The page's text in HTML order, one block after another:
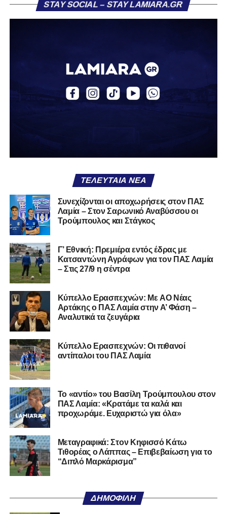
«Ο Α.Ο. Σαρωνικός Αναβύσσου ανακοινώνει την
περσινή σεζόν πραγματοποίησε γεμάτη χρονιά στη Γ’
Στο παρελθόν αγωνίστηκε στην ΑΕΚ Β’, με την οποία
κατέγραψε 10 συμμετοχές στη Super League 2, καθώς
επίσης σε Εθνικό και Ζάκυνθο. Ξεκίνησε την καριέρα του
στις 26 Σεπτεμβρίου 2021.
Καλωσορίζουμε τον Βασίλη στην οικογένεια του
Σαρωνικού και του ευχόμαστε υγεία και πολλές
επιτυχίες.»
Η ανακοίνωση για τον Χρυσόστομο Στάγκο
«Ο Α.Ο. Σαρωνικός Αναβύσσου ανακοινώνει την
απόκτηση του τερματοφύλακα Χρυσόστομου Στάγκου.
Ο 24χρονος τερματοφύλακας (γεννημένος στις
27/06/2002) προέρχεται επίσης από μία γεμάτη χρονιά
στη Γ’ Εθνική με τον ΠΑΣ Λαμία. Στο παρελθόν
αγωνίστηκε στον Λεβαδειακό, ενώ πέρασε και από ομάδες
της Serie D στην Ιταλία, όπως οι Nocerina, S. Maria
Cilento και Castrovillari, έχοντας ξεκινήσει την
ποδοσφαιρική του διαδρομή από τον Απόλλωνα Σμύρνης.
Τον καλωσορίζουμε στην οικογένεια του Σαρωνικού και
του ευχόμαστε υγεία και επιτυχίες.»
Ακολουθήστε τοlamiara.grστοGoogle Newsγια να
μαθαίνετε πρώτοι τα κυανόλευκα νέα στην Ελλάδα και τον
Twitterκαι στοInstagram
μαθαίνετε σε χρόνο dt όλα τα νέα.
STAY SOCIAL – STAY LAMIARA.GR
ΤΕΛΕΥΤΑΊΑ ΝΈΑ
Συνεχίζονται οι αποχωρήσεις στον ΠΑΣ
Λαμία – Στον Σαρωνικό Αναβύσσου οι
Τρούμπουλος και Στάγκος
Γ’ Εθνική: Πρεμιέρα εντός έδρας με
Κατσαντώνη Αγράφων για τον ΠΑΣ Λαμία
– Στις 27/9 η σέντρα
Kύπελλο Ερασιτεχνών: Με AO Nέας
Αρτάκης ο ΠΑΣ Λαμία στην Α’ Φάση –
Αναλυτικά τα ζευγάρια
Κύπελλο Ερασιτεχνών: Οι πιθανοί
αντίπαλοι του ΠΑΣ Λαμία
Το «αντίο» του Βασίλη Τρούμπουλου στον
ΠΑΣ Λαμία: «Κρατάμε τα καλά και
προχωράμε. Ευχαριστώ για όλα»
Μεταγραφικά: Στον Κηφισσό Κάτω
Τιθορέας ο Λάππας – Επιβεβαίωση για το
“Διπλό Μαρκάρισμα”
ΔΗΜΟΦΙΛΉ